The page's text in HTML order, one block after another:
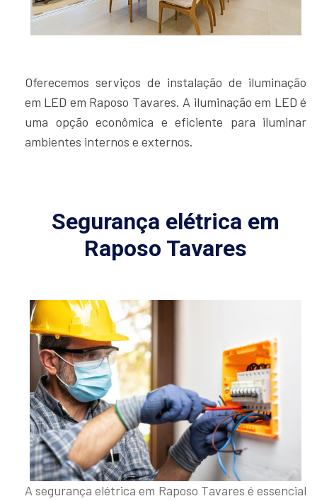
Oferecemos serviços de instalação de iluminação
em LED em Raposo Tavares. A iluminação em LED é
uma opção econômica e eficiente para iluminar
ambientes internos e externos.
Segurança elétrica em
Raposo Tavares
A segurança elétrica em Raposo Tavares é essencial